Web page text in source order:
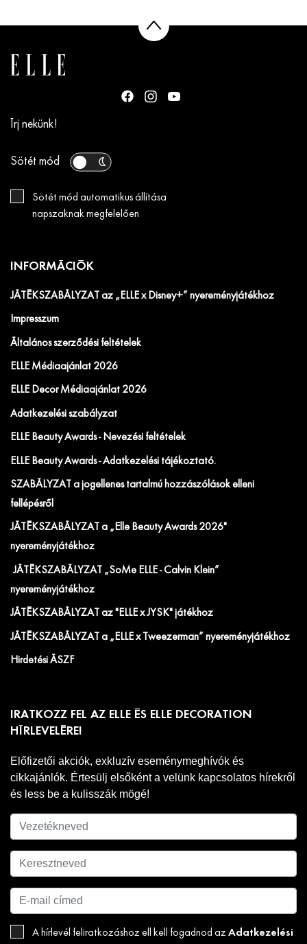
Írj nekünk!
Sötét mód
Sötét mód automatikus állítása
napszaknak megfelelően
INFORMÁCIÓK
JÁTÉKSZABÁLYZAT az „ELLE x Disney+” nyereményjátékhoz
Impresszum
Általános szerződési feltételek
ELLE Médiaajánlat 2026
ELLE Decor Médiaajánlat 2026
Adatkezelési szabályzat
ELLE Beauty Awards - Nevezési feltételek
ELLE Beauty Awards - Adatkezelési tájékoztató.
SZABÁLYZAT a jogellenes tartalmú hozzászólások elleni
fellépésről
JÁTÉKSZABÁLYZAT a „Elle Beauty Awards 2026"
nyereményjátékhoz
JÁTÉKSZABÁLYZAT „SoMe ELLE - Calvin Klein”
nyereményjátékhoz
JÁTÉKSZABÁLYZAT az "ELLE x JYSK" játékhoz
JÁTÉKSZABÁLYZAT a „ELLE x Tweezerman” nyereményjátékhoz
Hirdetési ÁSZF
IRATKOZZ FEL AZ ELLE ÉS ELLE DECORATION
HÍRLEVELÉRE!
Előfizetői akciók, exkluzív eseménymeghívók és
cikkajánlók. Értesülj elsőként a velünk kapcsolatos hírekről
és less be a kulisszák mögé!
A hírlevél feliratkozáshoz ell kell fogadnod az Adatkezelési